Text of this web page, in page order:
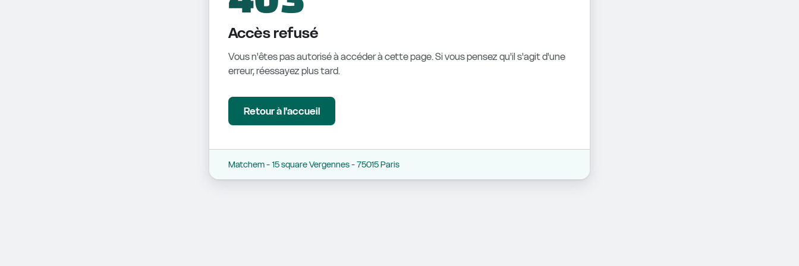
Accès refusé
Vous n'êtes pas autorisé à accéder à cette page. Si vous pensez qu'il s'agit d'une
erreur, réessayez plus tard.
Retour à l'accueil
Matchem - 15 square Vergennes - 75015 Paris